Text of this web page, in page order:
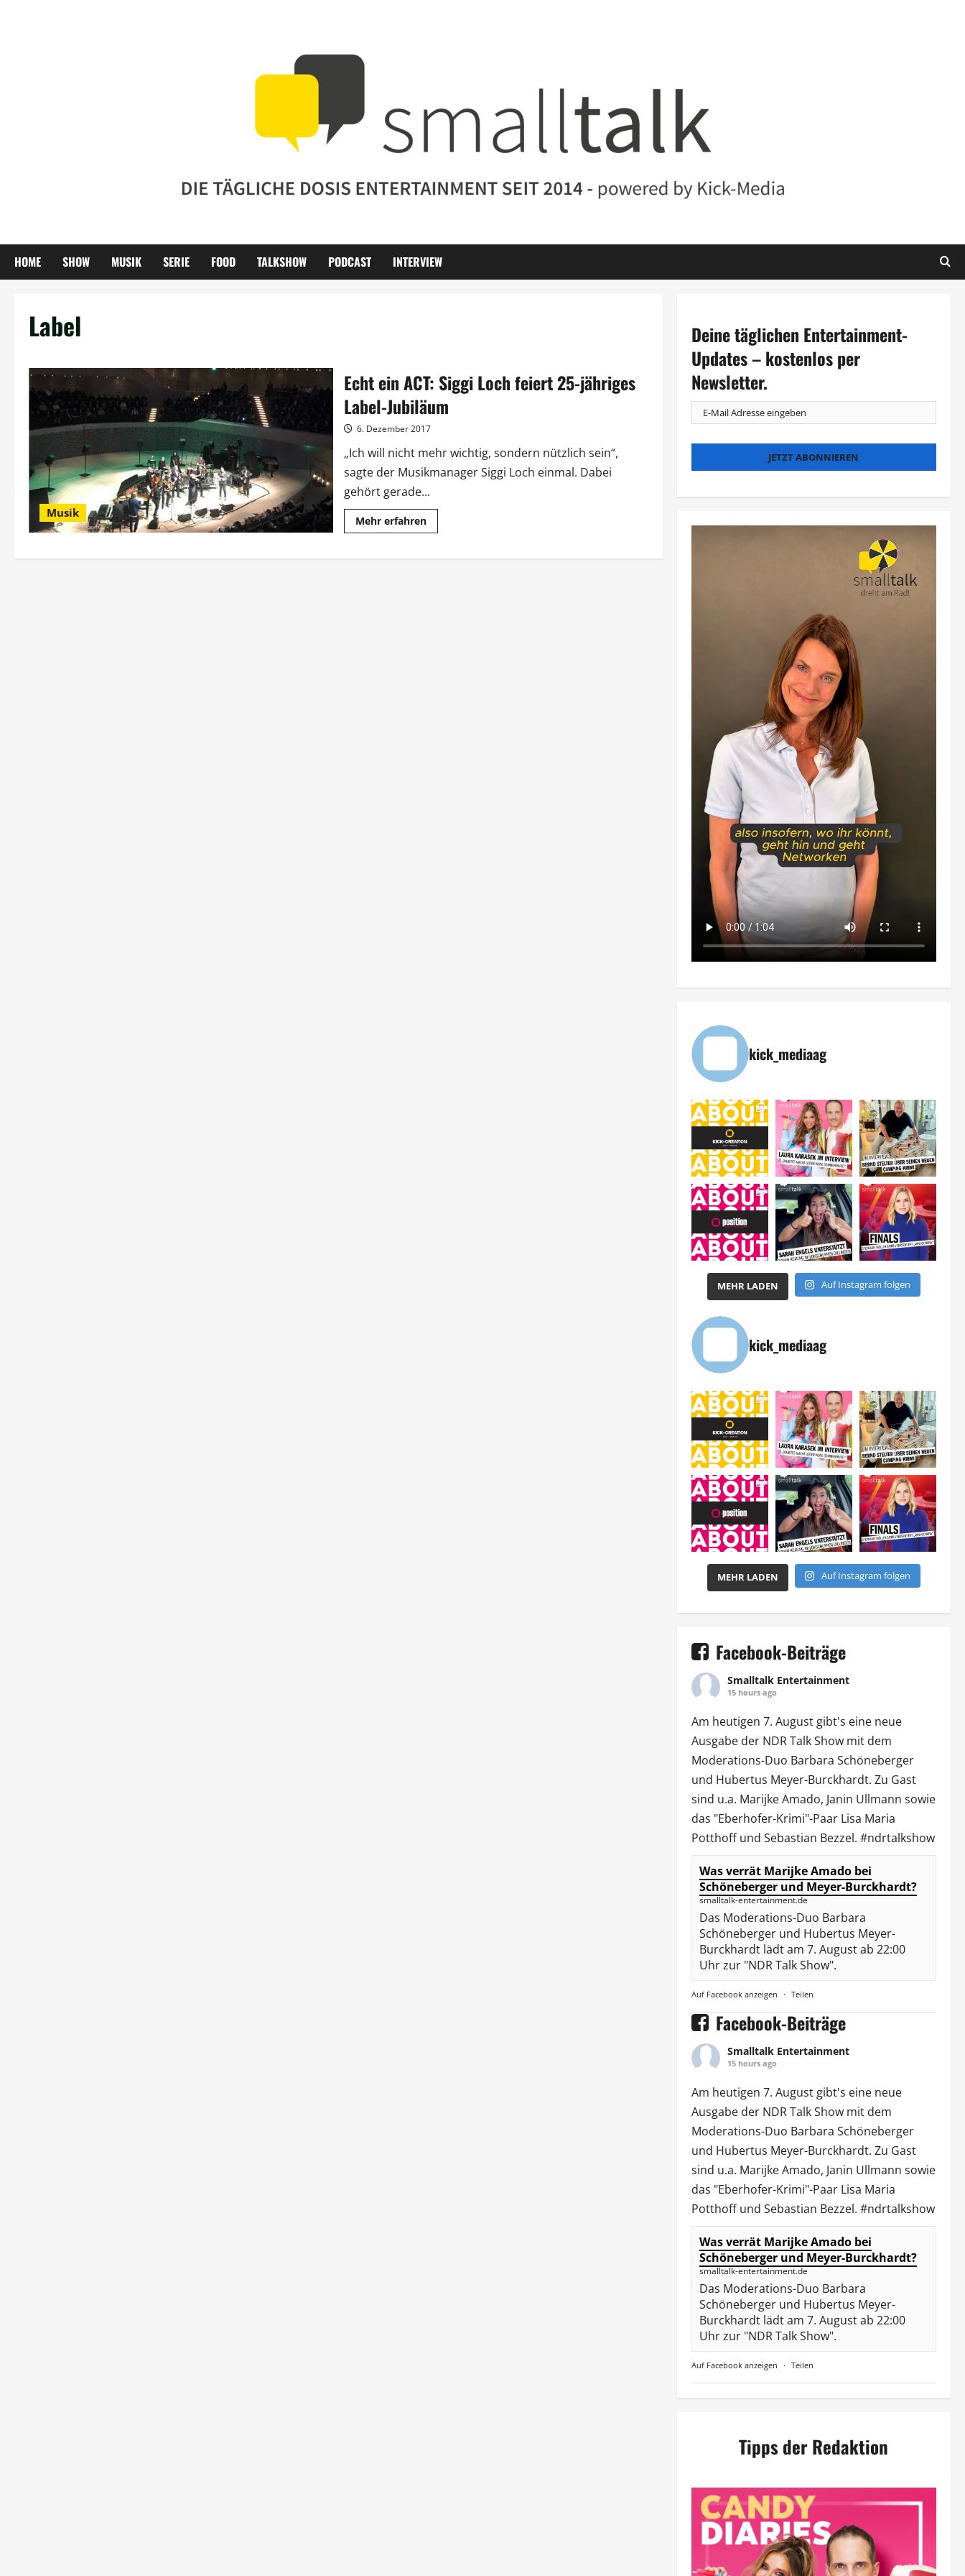
HOME SHOW MUSIK SERIE FOOD TALKSHOW PODCAST INTERVIEW
Label
Musik
Echt ein ACT: Siggi Loch feiert 25-jähriges
Label-Jubiläum
6. Dezember 2017
„Ich will nicht mehr wichtig, sondern nützlich sein“,
sagte der Musikmanager Siggi Loch einmal. Dabei
gehört gerade...
Mehr erfahrenMehr
Informationen
ein
Deine täglichen Entertainment-
Updates – kostenlos per
Newsletter.
kick_mediaag
MEHR LADEN Auf Instagram folgen
kick_mediaag
MEHR LADEN Auf Instagram folgen
Facebook-Beiträge
Smalltalk Entertainment
15 hours ago
Am heutigen 7. August gibt's eine neue
Ausgabe der NDR Talk Showmit dem
Moderations-Duo Barbara Schöneberger
und Hubertus Meyer-Burckhardt. Zu Gast
sind u.a. Marijke Amado, Janin Ullmann sowie
das "Eberhofer-Krimi"-Paar Lisa Maria
Potthoff und Sebastian Bezzel. #ndrtalkshow
Was verrät Marijke Amado bei
Schöneberger und Meyer-Burckhardt?
smalltalk-entertainment.de
Das Moderations-Duo Barbara
Schöneberger und Hubertus Meyer-
Burckhardt lädt am 7. August ab 22:00
Uhr zur "NDR Talk Show".
Auf Facebook anzeigen · Teilen
Facebook-Beiträge
Smalltalk Entertainment
15 hours ago
Am heutigen 7. August gibt's eine neue
Ausgabe der NDR Talk Showmit dem
Moderations-Duo Barbara Schöneberger
und Hubertus Meyer-Burckhardt. Zu Gast
sind u.a. Marijke Amado, Janin Ullmann sowie
das "Eberhofer-Krimi"-Paar Lisa Maria
Potthoff und Sebastian Bezzel. #ndrtalkshow
Was verrät Marijke Amado bei
Schöneberger und Meyer-Burckhardt?
smalltalk-entertainment.de
Das Moderations-Duo Barbara
Schöneberger und Hubertus Meyer-
Burckhardt lädt am 7. August ab 22:00
Uhr zur "NDR Talk Show".
Auf Facebook anzeigen · Teilen
Tipps der Redaktion